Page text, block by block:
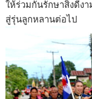
ให้ร่วมกันรักษาสิ่งดีง
สู่รุ่นลูกหลานต่อไป